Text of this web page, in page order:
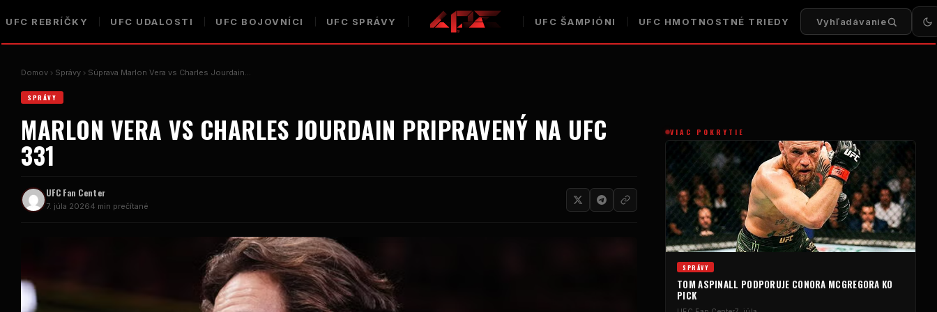
UFC REBRÍČKY UFC UDALOSTI UFC BOJOVNÍCI UFC SPRÁVY UFC ŠAMPIÓNI UFC HMOTNOSTNÉ TRIEDY Vyhľadávanie
Domov Správy Súprava Marlon Vera vs Charles Jourdain...
SPRÁVY
MARLON VERA VS CHARLES JOURDAIN PRIPRAVENÝ NA UFC
331
UFCFan Center
7. júla 20264 min prečítané
VIAC POKRYTIE
SPRÁVY
TOM ASPINALL PODPORUJE CONORA MCGREGORA KO
PICK